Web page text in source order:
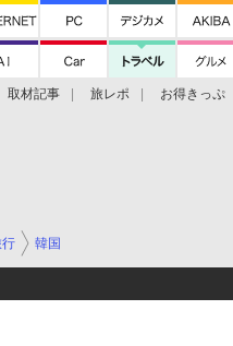
取材記事 旅レポ お得きっぷ
韓国